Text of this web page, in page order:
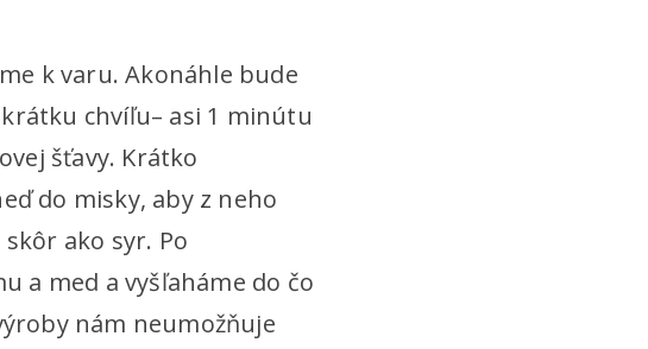
k varu. Akonáhle bude
chvíľu– asi 1 minútu
šťavy. Krátko
do misky, aby z neho
ako syr. Po
a med a vyšľaháme do čo
nám neumožňuje